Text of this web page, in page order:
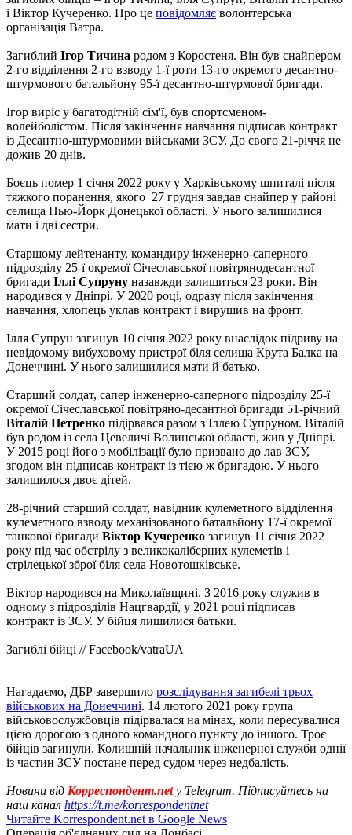
і Віктор Кучеренко. Про це повідомляє волонтерська
організація Ватра.
Загиблий Ігор Тичина родом з Коростеня. Він був снайпером
2-го відділення 2-го взводу 1-ї роти 13-го окремого десантно-
штурмового батальйону 95-ї десантно-штурмової бригади.
Ігор виріс у багатодітній сім'ї, був спортсменом-
волейболістом. Після закінчення навчання підписав контракт
із Десантно-штурмовими військами ЗСУ. До свого 21-річчя не
дожив 20 днів.
Боєць помер 1 січня 2022 року у Харківському шпиталі після
тяжкого поранення, якого 27 грудня завдав снайпер у районі
селища Нью-Йорк Донецької області. У нього залишилися
мати і дві сестри.
Старшому лейтенанту, командиру інженерно-саперного
підрозділу 25-ї окремої Січеславської повітрянодесантної
бригади Іллі Супруну назавжди залишиться 23 роки. Він
народився у Дніпрі. У 2020 році, одразу після закінчення
навчання, хлопець уклав контракт і вирушив на фронт.
Ілля Супрун загинув 10 січня 2022 року внаслідок підриву на
невідомому вибуховому пристрої біля селища Крута Балка на
Донеччині. У нього залишилися мати й батько.
Старший солдат, сапер інженерно-саперного підрозділу 25-ї
окремої Січеславської повітряно-десантної бригади 51-річний
Віталій Петренко підірвався разом з Іллею Супруном. Віталій
був родом із села Цевеличі Волинської області, жив у Дніпрі.
У 2015 році його з мобілізації було призвано до лав ЗСУ,
згодом він підписав контракт із тією ж бригадою. У нього
залишилося двоє дітей.
28-річний старший солдат, навідник кулеметного відділення
кулеметного взводу механізованого батальйону 17-ї окремої
танкової бригади Віктор Кучеренко загинув 11 січня 2022
року під час обстрілу з великокаліберних кулеметів і
стрілецької зброї біля села Новотошківське.
Віктор народився на Миколаївщині. З 2016 року служив в
одному з підрозділів Нацгвардії, у 2021 році підписав
контракт із ЗСУ. У бійця лишилися батьки.
Загиблі бійці // Facebook/vatraUA
Нагадаємо, ДБР завершило розслідування загибелі трьох
військових на Донеччині. 14 лютого 2021 року група
військовослужбовців підірвалася на мінах, коли пересувалися
цією дорогою з одного командного пункту до іншого. Троє
бійців загинули. Колишній начальник інженерної служби однії
із частин ЗСУ постане перед судом через недбалість.
Новини від Корреспондент.netу Telegram. Підписуйтесь на
наш канал https://t.me/korrespondentnet
Читайте Korrespondent.net в Google News